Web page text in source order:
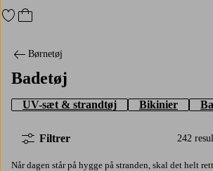
Gå til favoritmarkerede produkter
Gå til indkøbskurven
Børnetøj
Badetøj
UV-sæt & strandtøj Bikinier
242
Filtrer
Når dagen står på hygge på stranden, skal det helt